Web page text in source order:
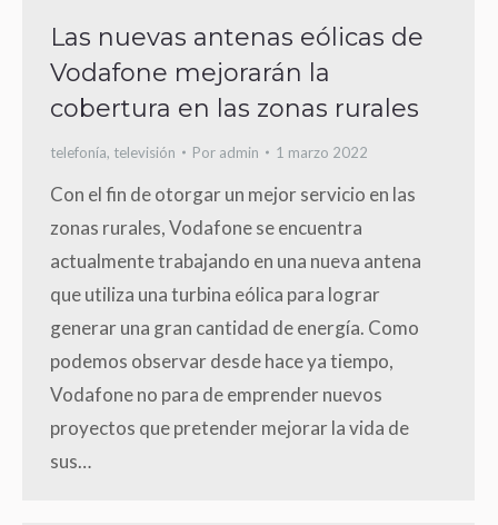
Las nuevas antenas eólicas de
Vodafone mejorarán la
cobertura en las zonas rurales
telefonía, televisión Por admin 1 marzo 2022
Con el fin de otorgar un mejor servicio en las
zonas rurales, Vodafone se encuentra
actualmente trabajando en una nueva antena
que utiliza una turbina eólica para lograr
generar una gran cantidad de energía. Como
podemos observar desde hace ya tiempo,
Vodafone no para de emprender nuevos
proyectos que pretender mejorar la vida de
sus…